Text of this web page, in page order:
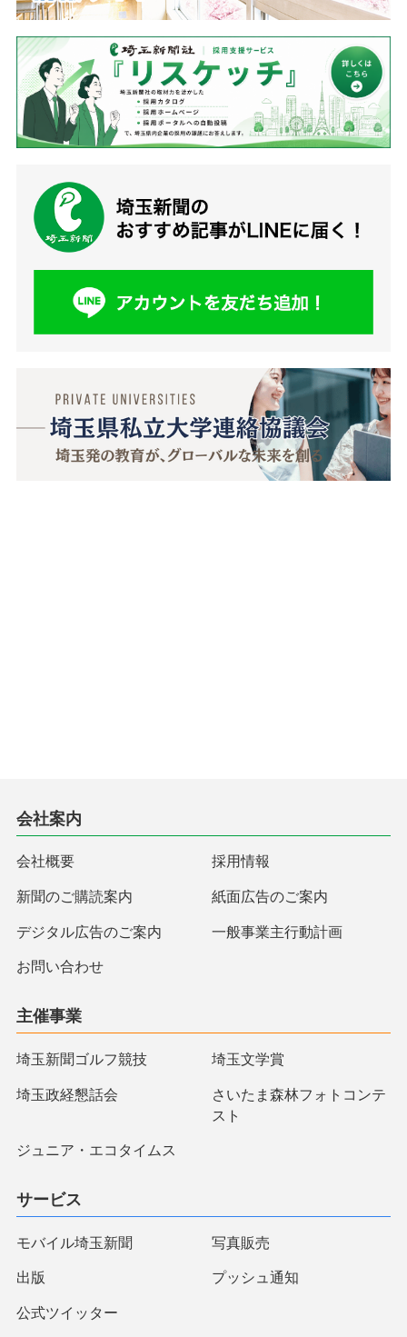
会社案内
会社概要 採用情報
新聞のご購読案内 紙面広告のご案内
デジタル広告のご案内 一般事業主行動計画
お問い合わせ
主催事業
埼玉新聞ゴルフ競技 埼玉文学賞
埼玉政経懇話会
さいたま森林フォトコンテ
スト
ジュニア・エコタイムス
サービス
モバイル埼玉新聞 写真販売
出版 プッシュ通知
公式ツイッター